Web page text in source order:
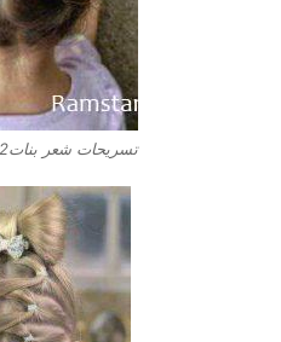
تسريحات شعر بنات12